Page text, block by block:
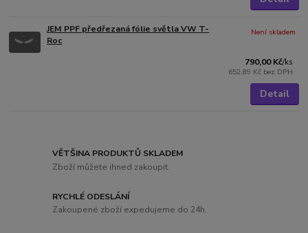
JEM PPF předřezaná fólie světla VW T-
Roc
790,00 Kč/ks
652,89 Kč bez DPH
Není skladem
Detail
VĚTŠINA PRODUKTŮ SKLADEM
Zboží můžete ihned zakoupit.
RYCHLÉ ODESLÁNÍ
Zakoupené zboží expedujeme do 24h.